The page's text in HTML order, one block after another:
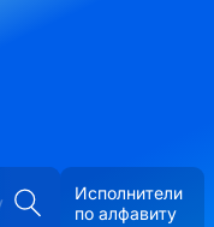
Исполнители
по алфавиту